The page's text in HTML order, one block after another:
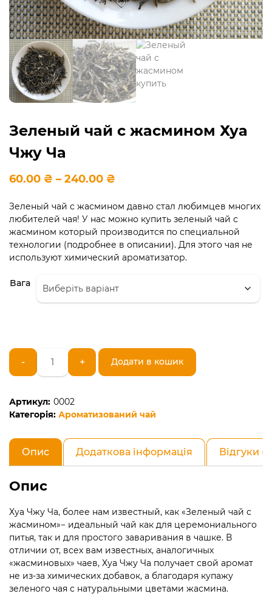
Зеленый чай с жасмином Хуа
Чжу Ча
60.00 ₴ – 240.00 ₴
Діапазон
від
60.00 ₴
до
240.00 ₴
Зеленый чай с жасмином давно стал любимцев многих
любителей чая! У нас можно купить зеленый чай с
жасмином который производится по специальной
технологии (подробнее в описании). Для этого чая не
используют химический ароматизатор.
Вага
-
Зеленый
чай
с
Хуа
Чжу
кількість
+ Додати в кошик
Артикул: 0002
Категорія: Ароматизований чай
Опис Додаткова інформація Відгуки
Опис
Хуа Чжу Ча, более нам известный, как «Зеленый чай с
жасмином»− идеальный чай как для церемониального
питья, так и для простого заваривания в чашке. В
отличии от, всех вам известных, аналогичных
«жасминовых» чаев, Хуа Чжу Ча получает свой аромат
не из-за химических добавок, а благодаря купажу
зеленого чая с натуральными цветами жасмина.